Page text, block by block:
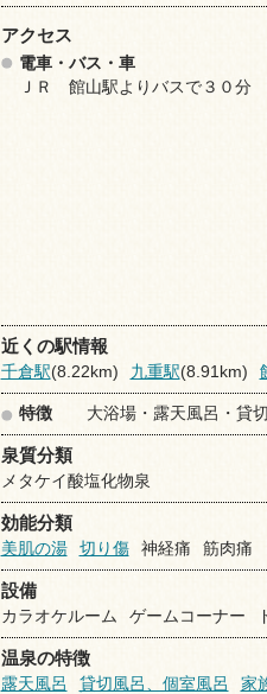
アクセス
電車・バス・車
ＪＲ 館山駅よりバスで３０分
近くの駅情報
千倉駅(8.22km) 九重駅(8.91km)
特徴 大浴場・露天風呂・貸
泉質分類
メタケイ酸塩化物泉
効能分類
美肌の湯
切り傷 神経痛 筋肉痛
設備
カラオケルーム
ゲームコーナー
温泉の特徴
露天風呂
貸切風呂、個室風呂 家